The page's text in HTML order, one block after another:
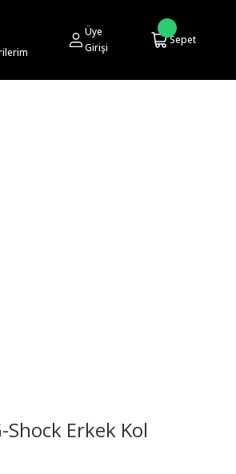
Üye
Girişi
Sepet
Shock Erkek Kol